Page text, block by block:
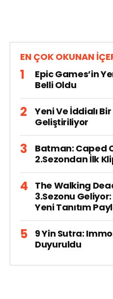
EN ÇOK OKUNAN
Epic Games’in
Belli Oldu
Yeni Ve İddialı
Geliştiriliyor
Batman: Caped
2.Sezondan İlk
The Walking
3.Sezonu
Yeni Tanıtım
9 Yin Sutra:
Duyuruldu